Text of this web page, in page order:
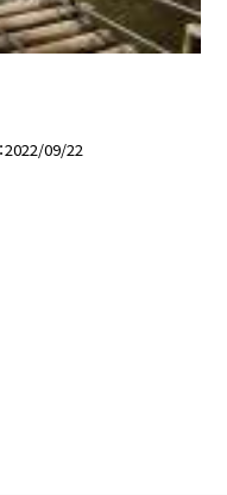
2022/09/22